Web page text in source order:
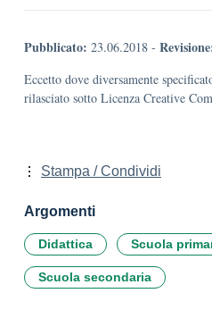
Pubblicato: 23.06.2018 -
Eccetto dove diversamente
rilasciato sotto Licenza Creative
Stampa / Condividi
Argomenti
Didattica Scuola
Scuola secondaria